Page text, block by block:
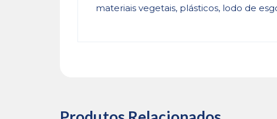
materiais vegetais, plásticos, lodo de